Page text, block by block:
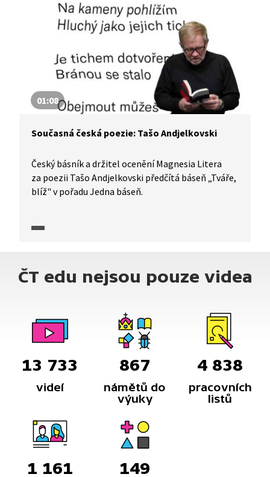
01:08
Současná česká poezie: Tašo Andjelkovski
Český básník a držitel ocenění Magnesia Litera
za poezii Tašo Andjelkovski předčítá báseň „Tváře,
blíž" v pořadu Jedna báseň.
ČT edu nejsou pouze videa
13 733
videí
867
námětů do
výuky
4 838
pracovních
listů
1 161 149